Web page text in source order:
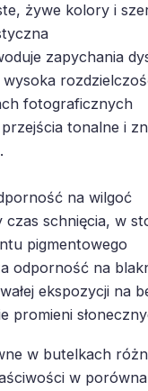
żywe kolory i
zapychania
wysoka
fotograficznych
przejścia tonalne i
na wilgoć
czas schnięcia, w
pigmentowego
odporność na
ekspozycji na
promieni
w butelkach
w